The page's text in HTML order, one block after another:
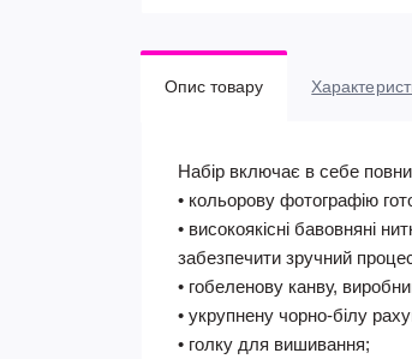
Опис товару
Набір включає в себе
• кольорову фотографію
• високоякісні бавовняні
забезпечити зручний
• гобеленову канву,
• укрупнену чорно-білу
• голку для вишивання;